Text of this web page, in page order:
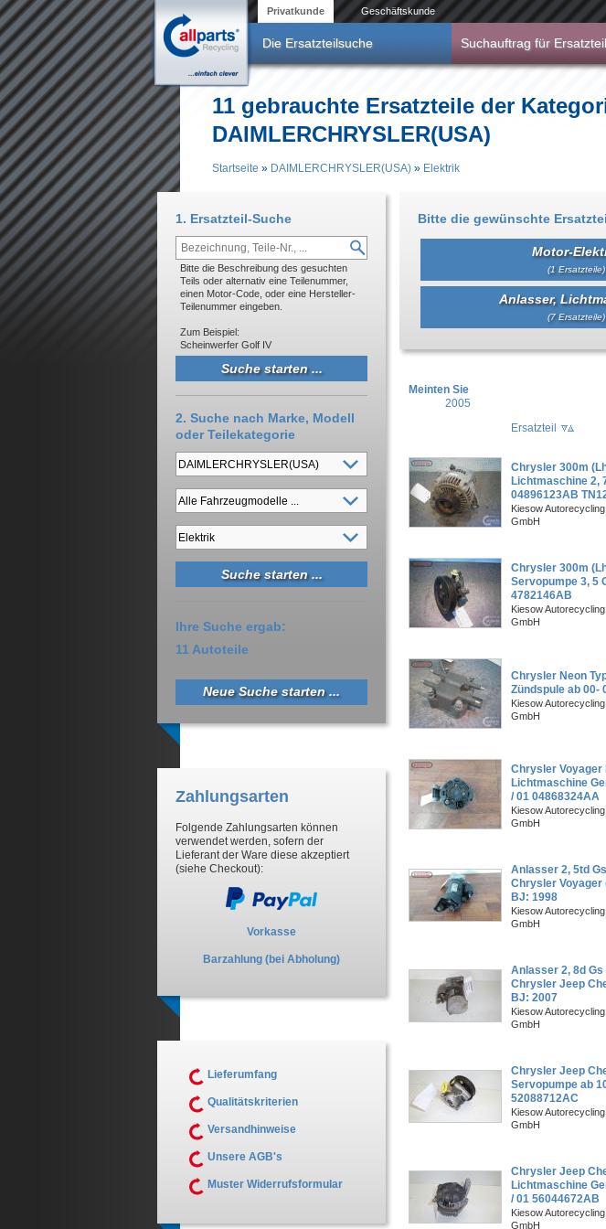
Direkt zum Inhalt Privatkunde Geschäftskunde
Die Ersatzteilsuche Suchauftrag für
11 gebrauchte Ersatzteile der
DAIMLERCHRYSLER(USA)
Startseite » DAIMLERCHRYSLER(USA) » Elektrik
Bitte die gewünschte
Motor-
(1 Ersatzteile)
Anlasser,
(7 Ersatzteile)
Meinten Sie
2005
Ersatzteil
Chrysler 300m
Lichtmaschine 2,
04896123AB
Kiesow
GmbH
Chrysler 300m
Servopumpe 3, 5
4782146AB
Kiesow
GmbH
Chrysler Neon
Zündspule ab 00-
Kiesow
GmbH
Chrysler Voyager
Lichtmaschine
/ 01 04868324AA
Kiesow
GmbH
Anlasser 2, 5td
Chrysler Voyager
BJ: 1998
Kiesow
GmbH
Anlasser 2, 8d
Chrysler Jeep
BJ: 2007
Kiesow
GmbH
Chrysler Jeep
Servopumpe ab
52088712AC
Kiesow
GmbH
Chrysler Jeep
Lichtmaschine
/ 01 56044672AB
Kiesow
GmbH
1. Ersatzteil-Suche
Bitte die Beschreibung des gesuchten
Teils oder alternativ eine Teilenummer,
einen Motor-Code, oder eine Hersteller-
Teilenummer eingeben.
Zum Beispiel:
Scheinwerfer Golf IV
2. Suche nach Marke, Modell
oder Teilekategorie
Ihre Suche ergab:
11 Autoteile
Neue Suche starten ...
Zahlungsarten
Folgende Zahlungsarten können
verwendet werden, sofern der
Lieferant der Ware diese akzeptiert
(siehe Checkout):
Vorkasse
Barzahlung (bei Abholung)
Lieferumfang
Qualitätskriterien
Versandhinweise
Unsere AGB's
Muster Widerrufsformular